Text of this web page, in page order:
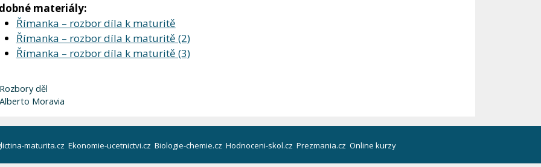
materiály:
Římanka – rozbor díla k maturitě
Římanka – rozbor díla k maturitě (2)
Římanka – rozbor díla k maturitě (3)
Rubriky
Rozbory děl
Štítky
Alberto Moravia
maturita.cz Ekonomie-ucetnictvi.cz Biologie-chemie.cz Hodnoceni-skol.cz Prezmania.cz Online kurzy